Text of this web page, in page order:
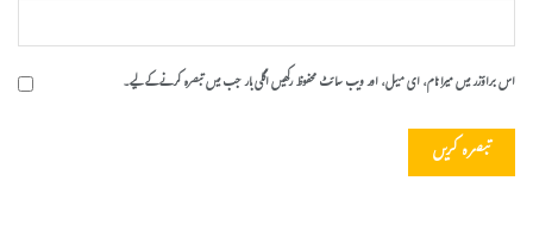
اس براؤزر میں میرا نام، ای میل، اور ویب سائٹ محفوظ رکھیں اگلی بار جب میں تبصرہ کرنے کےلیے۔